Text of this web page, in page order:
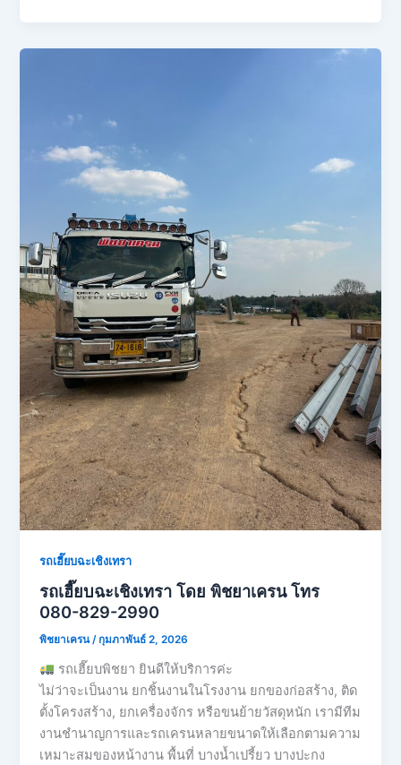
รถเฮี๊ยบฉะเชิงเทรา
รถเฮี๊ยบฉะเชิงเทรา โดย พิชยาเครน โทร
080-829-2990
พิชยาเครน/กุมภาพันธ์ 2, 2026
รถเฮี๊ยบพิชยา ยินดีให้บริการค่ะ
ไม่ว่าจะเป็นงาน ยกชิ้นงานในโรงงาน ยกของก่อสร้าง, ติด
ตั้งโครงสร้าง, ยกเครื่องจักร หรือขนย้ายวัสดุหนัก เรามีทีม
งานชำนาญการและรถเครนหลายขนาดให้เลือกตามความ
เหมาะสมของหน้างาน พื้นที่ บางน้ำเปรี้ยว บางปะกง